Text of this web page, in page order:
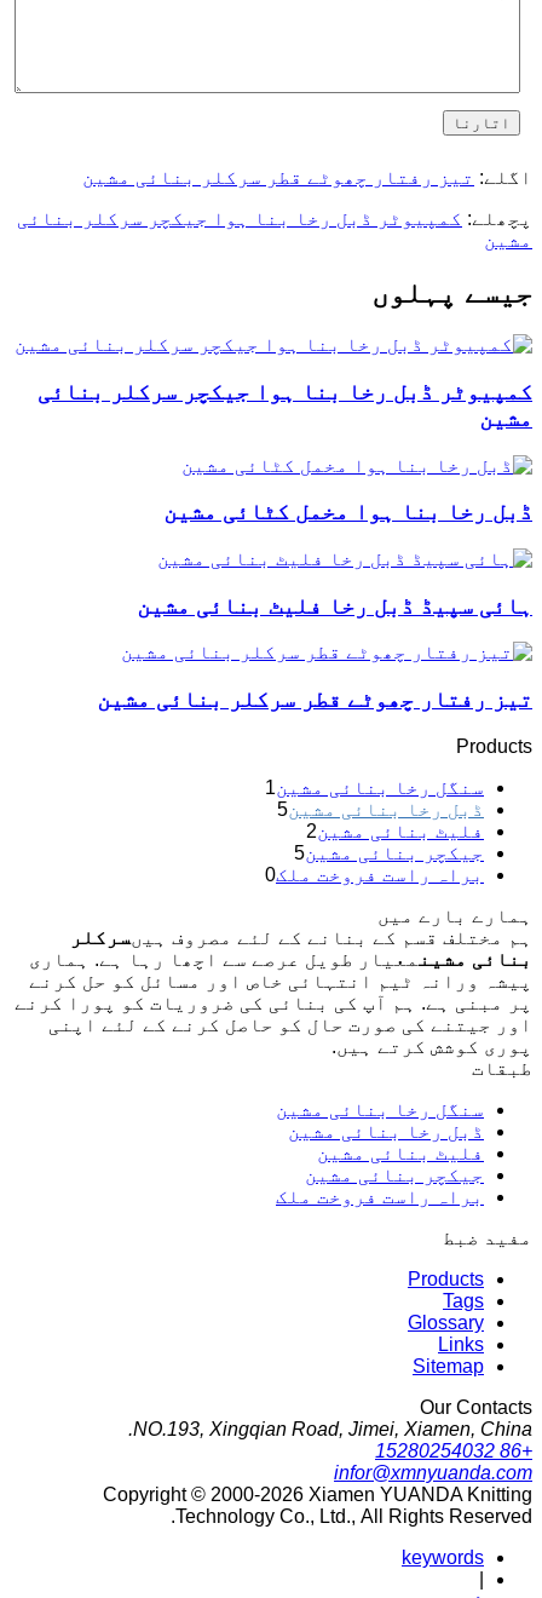
اتارنا
اگلے: تیز رفتار چھوٹے قطر سرکلر بنائی مشین
پچھلے: کمپیوٹر ڈبل رخا بنا ہوا جیکچر سرکلر بنائی
مشین
جیسے پہلوں
کمپیوٹر ڈبل رخا بنا ہوا جیکچر سرکلر بنائی
مشین
ڈبل رخا بنا ہوا مخمل کٹائی مشین
ہائی سپیڈ ڈبل رخا فلیٹ بنائی مشین
تیز رفتار چھوٹے قطر سرکلر بنائی مشین
Products
سنگل رخا بنائی مشین1
ڈبل رخا بنائی مشین5
فلیٹ بنائی مشین2
جیکچر بنائی مشین5
براہ راست فروخت ملک0
ہمارے بارے میں
ہم مختلف قسم کے بنانے کے لئے مصروف ہیںسرکلر
بنائی مشینمعیار طویل عرصے سے اچھا رہا ہے. ہماری
پیشہ ورانہ ٹیم انتہائی خاص اور مسائل کو حل کرنے
پر مبنی ہے. ہم آپ کی بنائی کی ضروریات کو پورا کرنے
اور جیتنے کی صورت حال کو حاصل کرنے کے لئے اپنی
پوری کوشش کرتے ہیں.
طبقات
سنگل رخا بنائی مشین
ڈبل رخا بنائی مشین
فلیٹ بنائی مشین
جیکچر بنائی مشین
براہ راست فروخت ملک
مفید ضبط
Products
Tags
Glossary
Links
Sitemap
Our Contacts
NO.193, Xingqian Road, Jimei, Xiamen, China.
+86 15280254032
infor@xmnyuanda.com
Copyright © 2000-2026 Xiamen YUANDA Knitting
Technology Co., Ltd., All Rights Reserved.
keywords